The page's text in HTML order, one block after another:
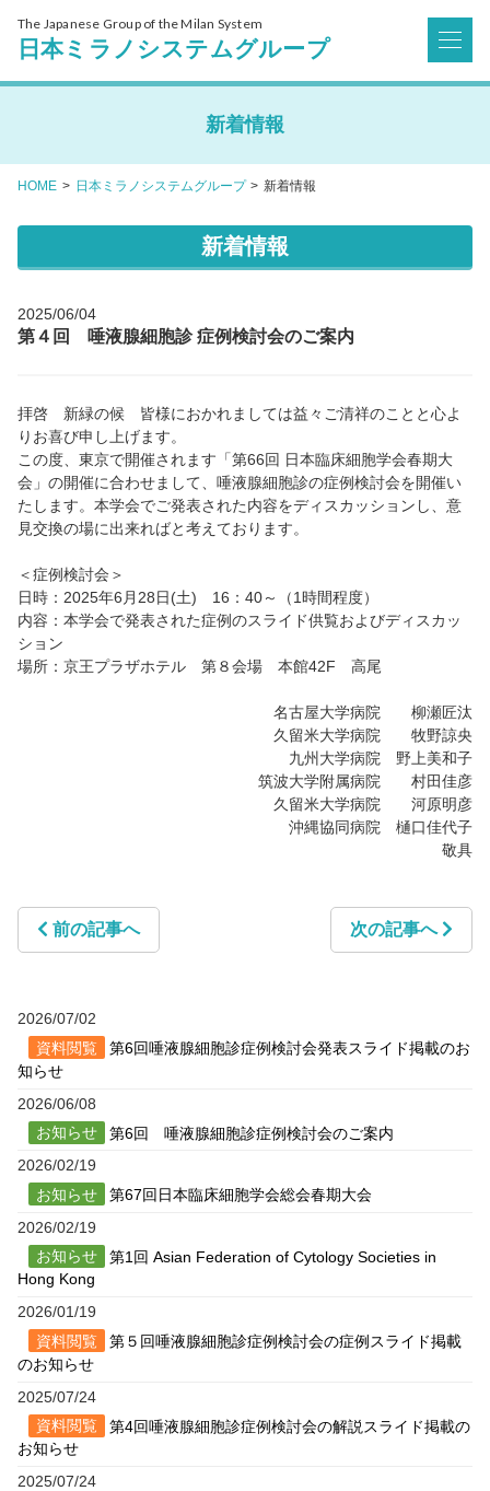
The Japanese Group of the Milan System
日本ミラノシステムグループ
新着情報
HOME 日本ミラノシステムグループ 新着情報
新着情報
2025/06/04
第４回 唾液腺細胞診 症例検討会のご案内
拝啓 新緑の候 皆様におかれましては益々ご清祥のことと心よ
りお喜び申し上げます。
この度、東京で開催されます「第66回 日本臨床細胞学会春期大
会」の開催に合わせまして、唾液腺細胞診の症例検討会を開催い
たします。本学会でご発表された内容をディスカッションし、意
見交換の場に出来ればと考えております。
＜症例検討会＞
日時：2025年6月28日(土) 16：40～（1時間程度）
内容：本学会で発表された症例のスライド供覧およびディスカッ
ション
場所：京王プラザホテル 第８会場 本館42F 高尾
名古屋大学病院 柳瀬匠汰
久留米大学病院 牧野諒央
九州大学病院 野上美和子
筑波大学附属病院 村田佳彦
久留米大学病院 河原明彦
沖縄協同病院 樋口佳代子
敬具
前の記事へ 次の記事へ
2026/07/02
資料閲覧
第6回唾液腺細胞診症例検討会発表スライド掲載のお
知らせ
2026/06/08
お知らせ
第6回 唾液腺細胞診症例検討会のご案内
2026/02/19
お知らせ
第67回日本臨床細胞学会総会春期大会
2026/02/19
お知らせ
第1回 Asian Federation of Cytology Societies in
Hong Kong
2026/01/19
資料閲覧
第５回唾液腺細胞診症例検討会の症例スライド掲載
のお知らせ
2025/07/24
資料閲覧
第4回唾液腺細胞診症例検討会の解説スライド掲載の
お知らせ
2025/07/24